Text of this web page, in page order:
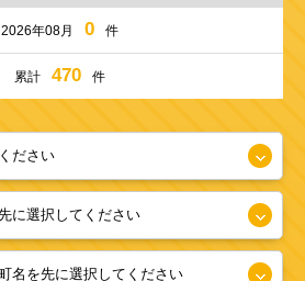
2026年08月 0 件
累計 470 件